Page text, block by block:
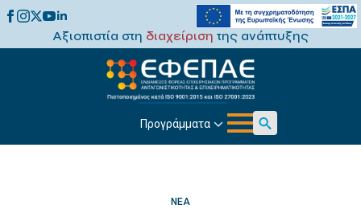
Αξιοπιστία στη διαχείριση της ανάπτυξης
Προγράμματα
Search
ΝΈΑ